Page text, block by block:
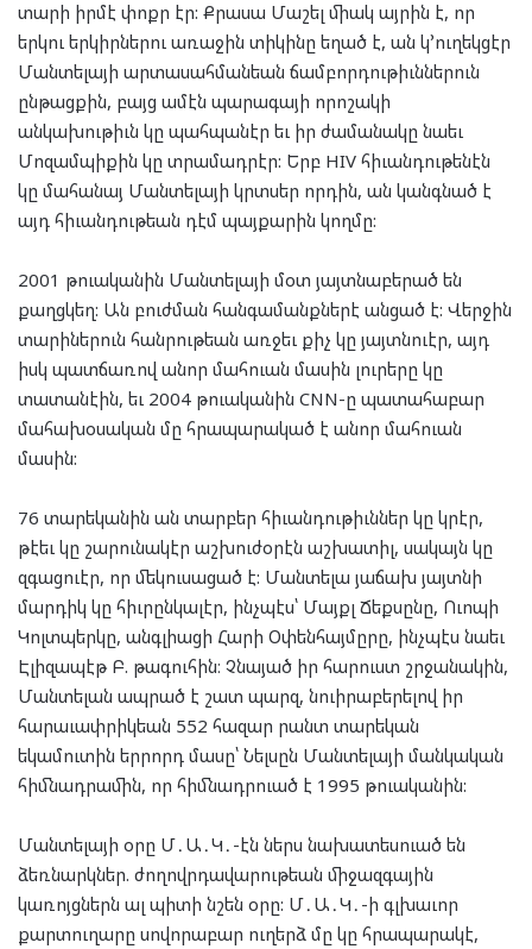
տարի իրմէ փոքր էր: Քրասա Մաշել միակ այրին է, որ
երկու երկիրներու առաջին տիկինը եղած է, ան կ՚ուղեկցէր
Մանտելայի արտասահմանեան ճամբորդութիւններուն
ընթացքին, բայց ամէն պարագայի որոշակի
անկախութիւն կը պահպանէր եւ իր ժամանակը նաեւ
Մոզամպիքին կը տրամադրէր: Երբ HIV հիւանդութենէն
կը մահանայ Մանտելայի կրտսեր որդին, ան կանգնած է
այդ հիւանդութեան դէմ պայքարին կողմը:
2001 թուականին Մանտելայի մօտ յայտնաբերած են
քաղցկեղ: Ան բուժման հանգամանքներէ անցած է: Վերջին
տարիներուն հանրութեան առջեւ քիչ կը յայտնուէր, այդ
իսկ պատճառով անոր մահուան մասին լուրերը կը
տատանէին, եւ 2004 թուականին CNN-ը պատահաբար
մահախօսական մը հրապարակած է անոր մահուան
մասին:
76 տարեկանին ան տարբեր հիւանդութիւններ կը կրէր,
թէեւ կը շարունակէր աշխուժօրէն աշխատիլ, սակայն կը
զգացուէր, որ մեկուսացած է: Մանտելա յաճախ յայտնի
մարդիկ կը հիւրընկալէր, ինչպէս՝ Մայքլ Ճեքսընը, Ուոպի
Կոլտպերկը, անգլիացի Հարի Օփենհայմըրը, ինչպէս նաեւ
Էլիզապէթ Բ. թագուհին։ Չնայած իր հարուստ շրջանակին,
Մանտելան ապրած է շատ պարզ, նուիրաբերելով իր
հարաւափրիկեան 552 հազար րանտ տարեկան
եկամուտին երրորդ մասը՝ Նելսըն Մանտելայի մանկական
հիմնադրամին, որ հիմնադրուած է 1995 թուականին:
Մանտելայի օրը Մ․Ա․Կ․-էն ներս նախատեսուած են
ձեռնարկներ. ժողովրդավարութեան միջազգային
կառոյցներն ալ պիտի նշեն օրը: Մ․Ա․Կ․-ի գլխաւոր
քարտուղարը սովորաբար ուղերձ մը կը հրապարակէ,